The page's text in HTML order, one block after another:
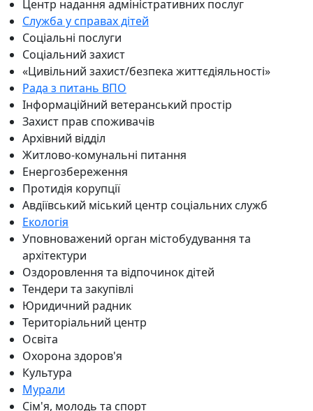
Центр надання адміністративних послуг
Служба у справах дітей
Соціальні послуги
Соціальний захист
«Цивільний захист/безпека життєдіяльності»
Рада з питань ВПО
Інформаційний ветеранський простір
Захист прав споживачів
Архівний відділ
Житлово-комунальні питання
Енергозбереження
Протидія корупції
Авдіївський міський центр соціальних служб
Екологія
Уповноважений орган містобудування та
архітектури
Оздоровлення та відпочинок дітей
Тендери та закупівлі
Юридичний радник
Територіальний центр
Освіта
Охорона здоров'я
Культура
Мурали
Сім'я, молодь та спорт